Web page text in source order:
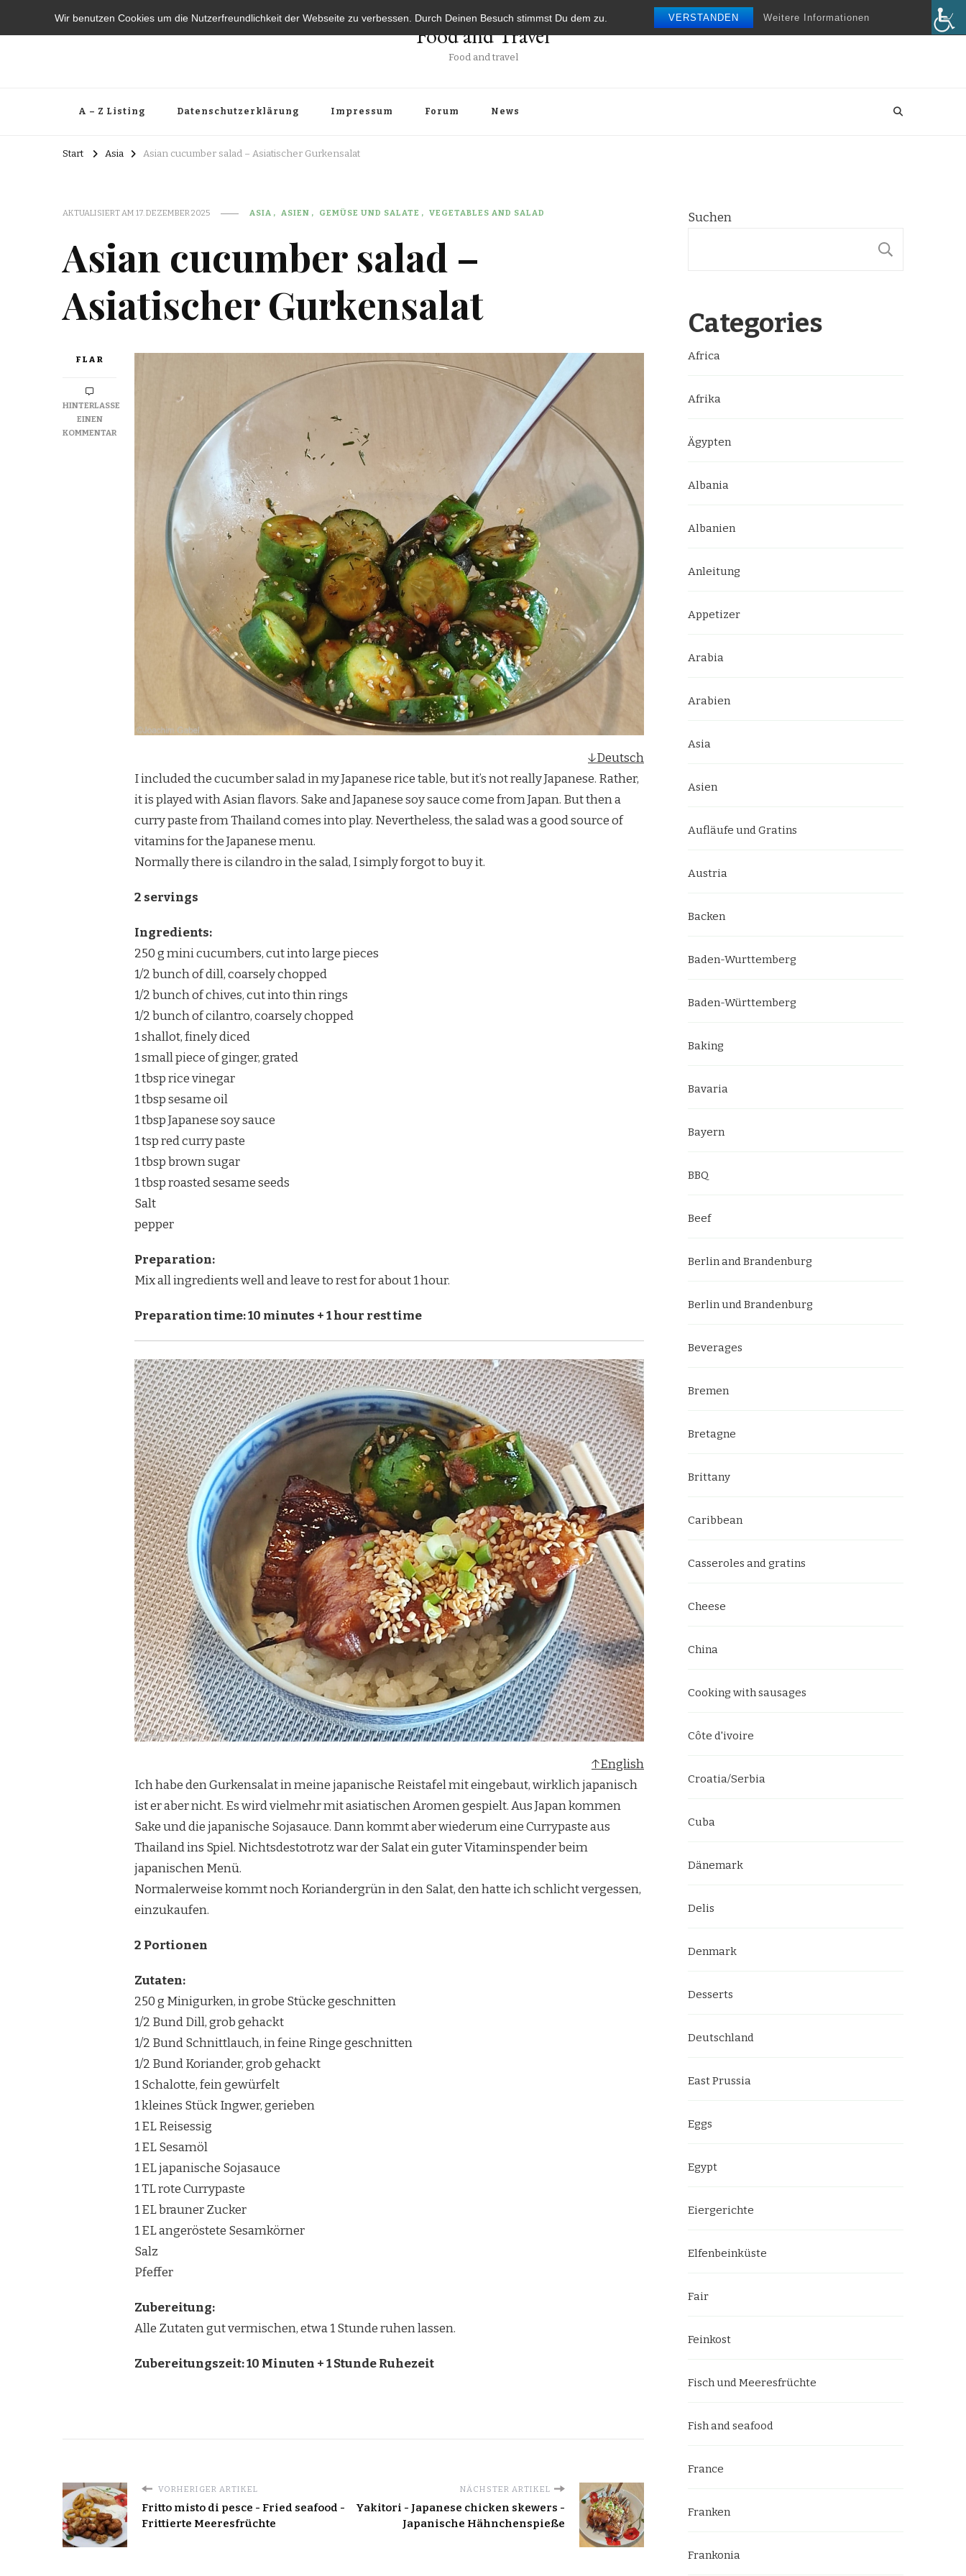
Wir benutzen Cookies um die Nutzerfreundlichkeit der Webseite zu verbessen. Durch Deinen Besuch stimmst Du dem zu. VERSTANDEN Weitere Informationen
Food and Travel
Food and travel
A – Z Listing Datenschutzerklärung Impressum Forum News
Start Asia Asian cucumber salad – Asiatischer Gurkensalat
AKTUALISIERT AM 17. DEZEMBER 2025 ASIA ASIEN GEMÜSE UND SALATE VEGETABLES AND SALAD
Asian cucumber salad –
Asiatischer Gurkensalat
FLAR
HINTERLASSE
EINEN
KOMMENTARZU
ASIATISCHER
GURKENSALAT
↓Deutsch
I included the cucumber salad in my Japanese rice table, but it’s not really Japanese. Rather,
it is played with Asian flavors. Sake and Japanese soy sauce come from Japan. But then a
curry paste from Thailand comes into play. Nevertheless, the salad was a good source of
vitamins for the Japanese menu.
Normally there is cilandro in the salad, I simply forgot to buy it.
2 servings
Ingredients:
250 g mini cucumbers, cut into large pieces
1/2 bunch of dill, coarsely chopped
1/2 bunch of chives, cut into thin rings
1/2 bunch of cilantro, coarsely chopped
1 shallot, finely diced
1 small piece of ginger, grated
1 tbsp rice vinegar
1 tbsp sesame oil
1 tbsp Japanese soy sauce
1 tsp red curry paste
1 tbsp brown sugar
1 tbsp roasted sesame seeds
Salt
pepper
Preparation:
Mix all ingredients well and leave to rest for about 1 hour.
Preparation time: 10 minutes + 1 hour rest time
↑English
Ich habe den Gurkensalat in meine japanische Reistafel mit eingebaut, wirklich japanisch
ist er aber nicht. Es wird vielmehr mit asiatischen Aromen gespielt. Aus Japan kommen
Sake und die japanische Sojasauce. Dann kommt aber wiederum eine Currypaste aus
Thailand ins Spiel. Nichtsdestotrotz war der Salat ein guter Vitaminspender beim
japanischen Menü.
Normalerweise kommt noch Koriandergrün in den Salat, den hatte ich schlicht vergessen,
einzukaufen.
2 Portionen
Zutaten:
250 g Minigurken, in grobe Stücke geschnitten
1/2 Bund Dill, grob gehackt
1/2 Bund Schnittlauch, in feine Ringe geschnitten
1/2 Bund Koriander, grob gehackt
1 Schalotte, fein gewürfelt
1 kleines Stück Ingwer, gerieben
1 EL Reisessig
1 EL Sesamöl
1 EL japanische Sojasauce
1 TL rote Currypaste
1 EL brauner Zucker
1 EL angeröstete Sesamkörner
Salz
Pfeffer
Zubereitung:
Alle Zutaten gut vermischen, etwa 1 Stunde ruhen lassen.
Zubereitungszeit: 10 Minuten + 1 Stunde Ruhezeit
VORHERIGER ARTIKEL
Fritto misto di pesce - Fried seafood -
Frittierte Meeresfrüchte
NÄCHSTER ARTIKEL
Yakitori - Japanese chicken skewers -
Japanische Hähnchenspieße
Suchen
Categories
Africa
Afrika
Ägypten
Albania
Albanien
Anleitung
Appetizer
Arabia
Arabien
Asia
Asien
Aufläufe und Gratins
Austria
Backen
Baden-Wurttemberg
Baden-Württemberg
Baking
Bavaria
Bayern
BBQ
Beef
Berlin and Brandenburg
Berlin und Brandenburg
Beverages
Bremen
Bretagne
Brittany
Caribbean
Casseroles and gratins
Cheese
China
Cooking with sausages
Côte d'ivoire
Croatia/Serbia
Cuba
Dänemark
Delis
Denmark
Desserts
Deutschland
East Prussia
Eggs
Egypt
Eiergerichte
Elfenbeinküste
Fair
Feinkost
Fisch und Meeresfrüchte
Fish and seafood
France
Franken
Frankonia